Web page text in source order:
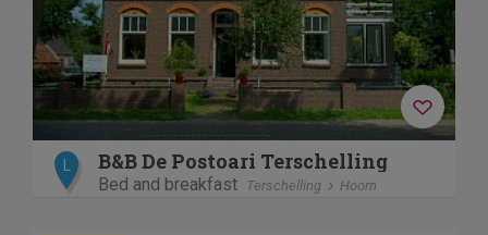
L B&B De Postoari Terschelling
Bed and breakfast Terschelling Hoorn